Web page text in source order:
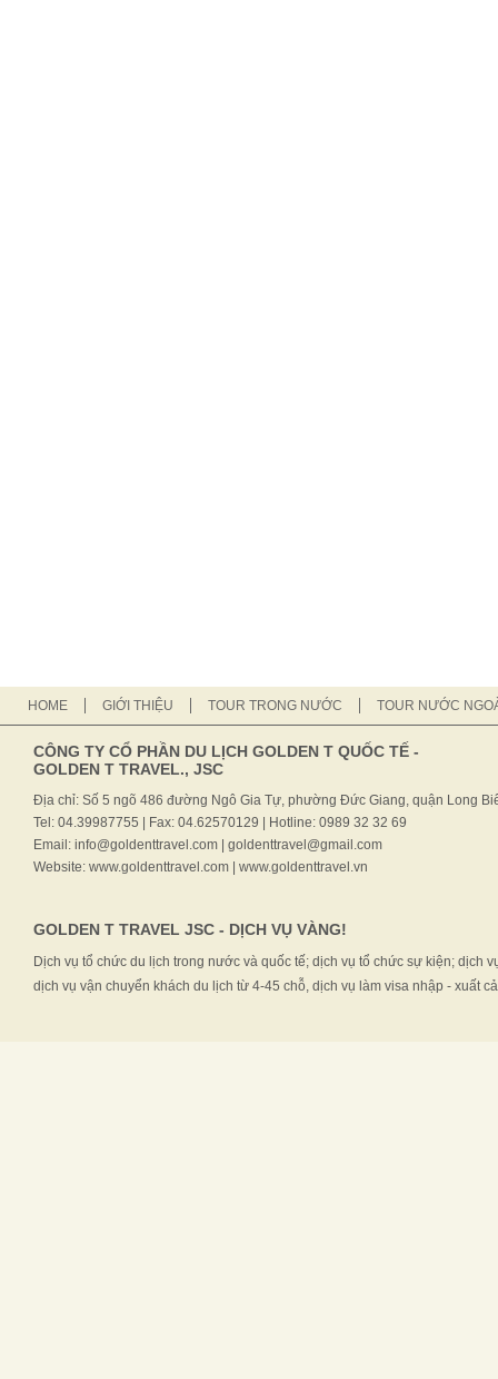
HOME GIỚI THIỆU TOUR TRONG NƯỚC TOUR NƯỚC
CÔNG TY CỔ PHẦN DU LỊCH GOLDEN T QUỐC TẾ -
GOLDEN T TRAVEL., JSC
Địa chỉ: Số 5 ngõ 486 đường Ngô Gia Tự, phường Đức Giang, quận Long
Tel: 04.39987755 | Fax: 04.62570129 | Hotline: 0989 32 32 69
Email: info@goldenttravel.com | goldenttravel@gmail.com
Website: www.goldenttravel.com | www.goldenttravel.vn
GOLDEN T TRAVEL JSC - DỊCH VỤ VÀNG!
Dịch vụ tổ chức du lịch trong nước và quốc tế; dịch vụ tổ chức sự kiện; dịch
dịch vụ vận chuyển khách du lịch từ 4-45 chỗ, dịch vụ làm visa nhập - xuất